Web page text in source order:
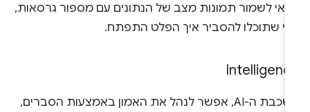
לשמור תמונות מצב של הנתונים עם מספור גרסאות,
שתוכלו להסביר איך הפלט התפתח.
בשכבת ה-AI, אפשר לנהל את האמון באמצעות הסברים,